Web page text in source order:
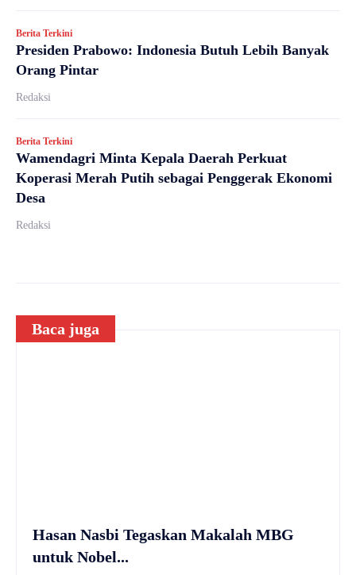
Berita Terkini
Presiden Prabowo: Indonesia Butuh Lebih Banyak
Orang Pintar
Redaksi
Berita Terkini
Wamendagri Minta Kepala Daerah Perkuat
Koperasi Merah Putih sebagai Penggerak Ekonomi
Desa
Redaksi
Baca juga
Hasan Nasbi Tegaskan Makalah MBG
untuk Nobel...